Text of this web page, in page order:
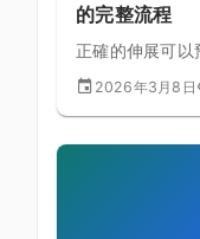
的完整流程
正確的伸展可以
復。為自行車手
態伸展和騎後靜
2026年3月8日